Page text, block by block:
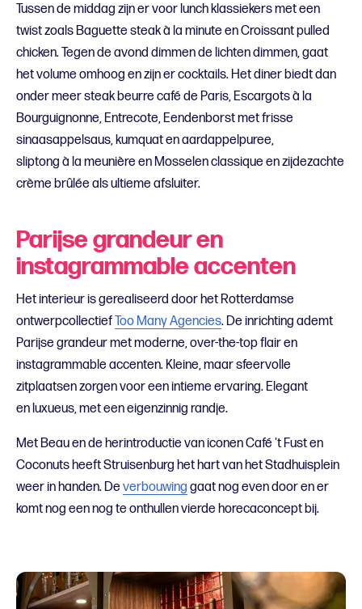
Tussen de middag zijn er voor lunch klassiekers met een
twist zoals Baguette steak à la minute en Croissant pulled
chicken.Tegen de avond dimmen de lichten dimmen, gaat
het volume omhoog en zijn er cocktails. Het diner biedt dan
onder meer steak beurre café de Paris, Escargots à la
Bourguignonne, Entrecote, Eendenborst met frisse
sinaasappelsaus, kumquat en aardappelpuree,
sliptong à la meunière en Mosselen classique en zijdezachte
crème brûlée als ultieme afsluiter.
Parijse grandeur en
instagrammable accenten
Het interieur is gerealiseerd door het Rotterdamse
ontwerpcollectiefToo Many Agencies. De inrichting ademt
Parijse grandeur met moderne, over-the-top flair en
instagrammable accenten. Kleine, maar sfeervolle
zitplaatsen zorgen voor een intieme ervaring. Elegant
en luxueus, met een eigenzinnig randje.
Met Beau en de herintroductie van iconen Café 't Fust en
Coconuts heeft Struisenburg het hart van het Stadhuisplein
weer in handen. De verbouwing gaat nog even door en er
komt nog een nog te onthullen vierde horecaconcept bij.